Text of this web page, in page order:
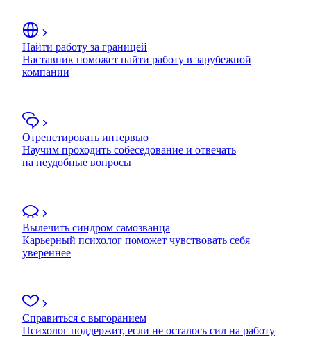
Найти работу за границей
Наставник поможет найти работу в зарубежной
компании
Отрепетировать интервью
Научим проходить собеседование и отвечать
на неудобные вопросы
Вылечить синдром самозванца
Карьерный психолог поможет чувствовать себя
увереннее
Справиться с выгоранием
Психолог поддержит, если не осталось сил на работу